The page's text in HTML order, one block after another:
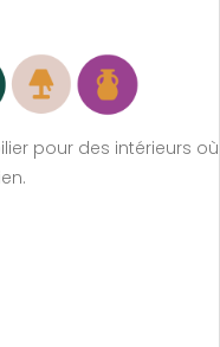
pour des intérieurs où